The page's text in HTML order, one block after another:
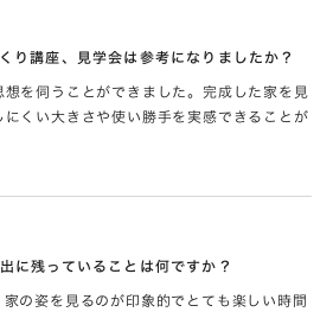
り講座、見学会は参考になりましたか？
を伺うことができました。完成した家を見
くい大きさや使い勝手を実感できることが
に残っていることは何ですか？
の姿を見るのが印象的でとても楽しい時間